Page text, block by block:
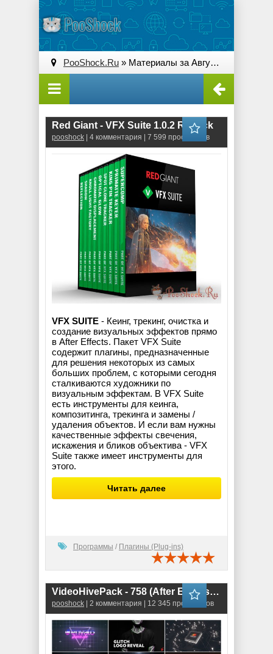
PooShock.Ru » Материалы за Август 2019 года
Red Giant - VFX Suite 1.0.2 RePack
pooshock | 4 комментария | 7 599 просмотров
VFX SUITE - Кеинг, трекинг, очистка и
создание визуальных эффектов прямо
в After Effects. Пакет VFX Suite
содержит плагины, предназначенные
для решения некоторых из самых
больших проблем, с которыми сегодня
сталкиваются художники по
визуальным эффектам. В VFX Suite
есть инструменты для кеинга,
композитинга, трекинга и замены /
удаления объектов. И если вам нужны
качественные эффекты свечения,
искажения и бликов объектива - VFX
Suite также имеет инструменты для
этого.
Читать далее
Программы / Плагины (Plug-ins)
VideoHivePack - 758 (After Effects Projects Pack) - [Logo]
pooshock | 2 комментария | 12 345 просмотров